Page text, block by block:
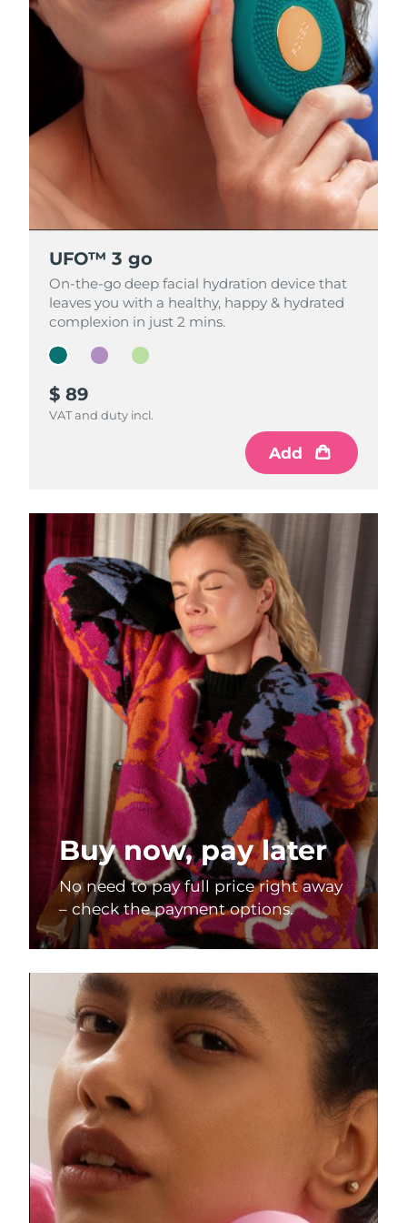
UFO™ 3 go
On-the-go deep facial hydration device that
leaves you with a healthy, happy & hydrated
complexion in just 2 mins.
$ 89
VAT and duty incl.
Add
UFO™ 3 go
On-the-go deep facial hydration device that
leaves you with a healthy, happy & hydrated
complexion in just 2 mins.
$ 79
VAT and duty incl.
Add
UFO™ 3 go
On-the-go deep facial hydration device that
leaves you with a healthy, happy & hydrated
complexion in just 2 mins.
$ 69
VAT and duty incl.
Add
Buy now, pay later
No need to pay full price right away
– check the payment options.
斯洛伐克 預計送達日期08/08/2026
斯洛維尼亞 預計送達日期 08/08/2026
預計送達日期16/08/2026
南韓 預計送達日期10/08/2026
西班牙 預計送達日期08/08/2026
瑞典 預計送達日期08/08/2026
瑞士 預計送達日期 08/08/2026
台灣
泰國
土耳其
預計送達日期 09/08/2026
美國 預計送達日期 09/08/2026
烏茲別克 預計送達日期 13/08/2026
越南 預計送達日期 14/08/2026